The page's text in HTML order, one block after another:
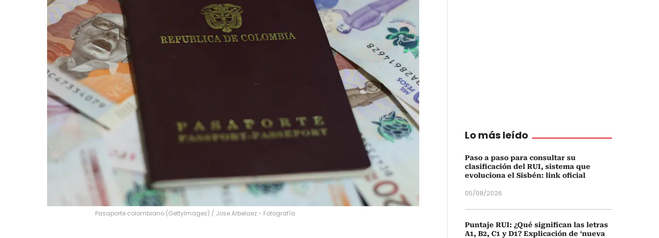
Pasaporte colombiano (GettyImages) / Jose Arbelaez - Fotografía
Lo más leído
Paso a paso para consultar su
clasificación del RUI, sistema que
evoluciona el Sisbén: link oficial
05/08/2026
Puntaje RUI: ¿Qué significan las letras
A1, B2, C1 y D1? Explicación de ‘nueva